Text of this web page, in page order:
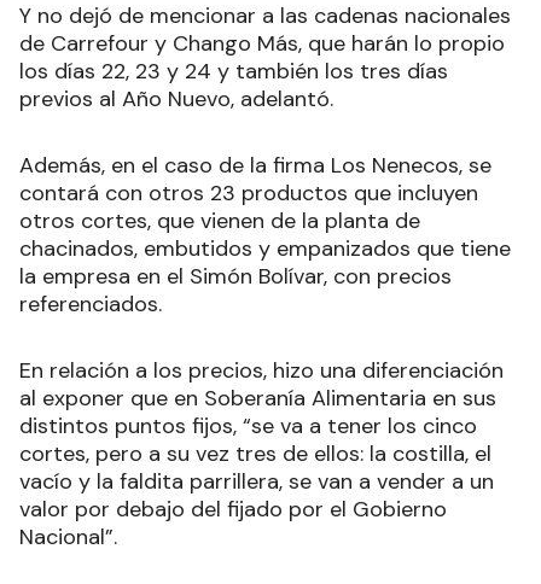
Y no dejó de mencionar a las cadenas nacionales
de Carrefour y Chango Más, que harán lo propio
los días 22, 23 y 24 y también los tres días
previos al Año Nuevo, adelantó.
Además, en el caso de la firma Los Nenecos, se
contará con otros 23 productos que incluyen
otros cortes, que vienen de la planta de
chacinados, embutidos y empanizados que tiene
la empresa en el Simón Bolívar, con precios
referenciados.
En relación a los precios, hizo una diferenciación
al exponer que en Soberanía Alimentaria en sus
distintos puntos fijos, “se va a tener los cinco
cortes, pero a su vez tres de ellos: la costilla, el
vacío y la faldita parrillera, se van a vender a un
valor por debajo del fijado por el Gobierno
Nacional”.